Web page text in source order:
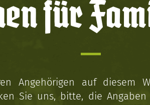
für
Angehörigen auf diesem
Sie uns, bitte, die